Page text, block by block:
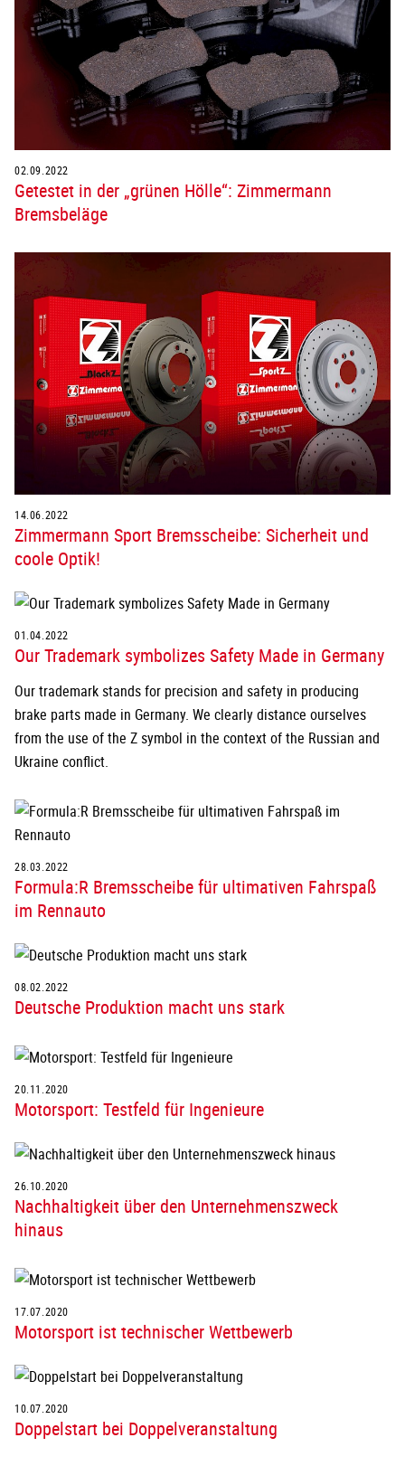
02.09.2022
Getestet in der „grünen Hölle“: Zimmermann
Bremsbeläge
14.06.2022
Zimmermann Sport Bremsscheibe: Sicherheit und
coole Optik!
01.04.2022
Our Trademark symbolizes Safety Made in Germany
Our trademark stands for precision and safety in producing
brake parts made in Germany. We clearly distance ourselves
from the use of the Z symbol in the context of the Russian and
Ukraine conflict.
28.03.2022
Formula:R Bremsscheibe für ultimativen Fahrspaß
im Rennauto
08.02.2022
Deutsche Produktion macht uns stark
20.11.2020
Motorsport: Testfeld für Ingenieure
26.10.2020
Nachhaltigkeit über den Unternehmenszweck
hinaus
17.07.2020
Motorsport ist technischer Wettbewerb
10.07.2020
Doppelstart bei Doppelveranstaltung